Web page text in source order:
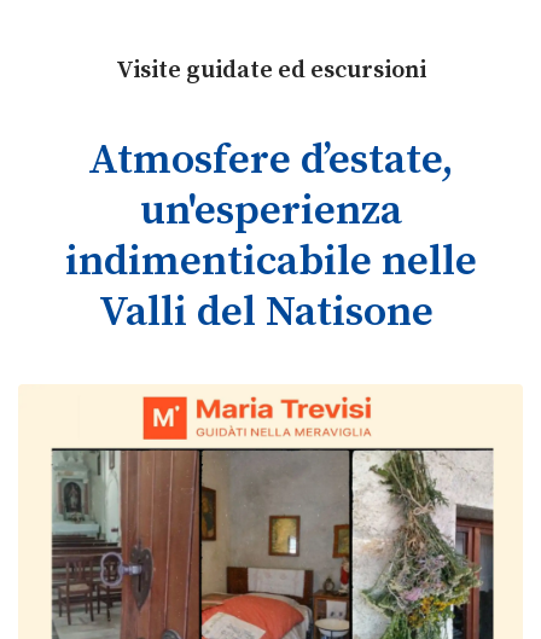
Visite guidate ed escursioni
Atmosfere d’estate,
un'esperienza
indimenticabile nelle
Valli del Natisone